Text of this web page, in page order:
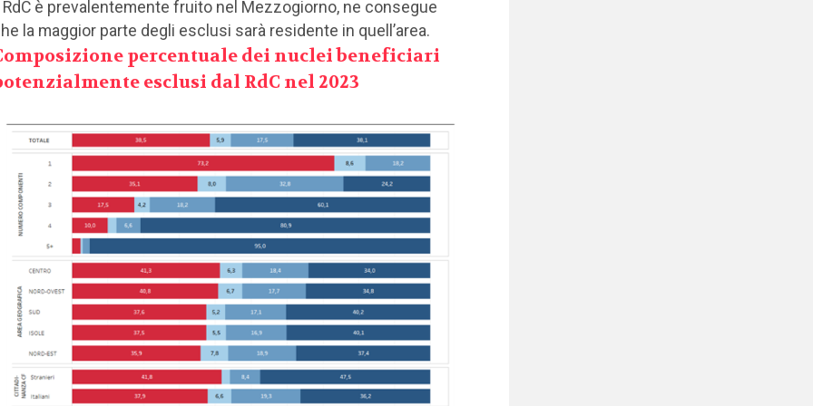
RdC è prevalentemente fruito nel Mezzogiorno, ne consegue
la maggior parte degli esclusi sarà residente in quell’area.
percentuale dei nuclei beneficiari
esclusi dal RdC nel 2023